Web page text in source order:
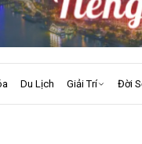
Du Lịch Giải Trí Đời